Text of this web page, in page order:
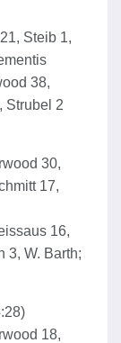
Steib 1,
38,
Strubel 2
30,
17,
16,
3, W. Barth;
18,